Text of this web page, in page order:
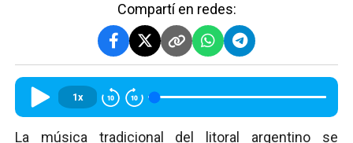
Compartí en redes:
1x
La música tradicional del litoral argentino se